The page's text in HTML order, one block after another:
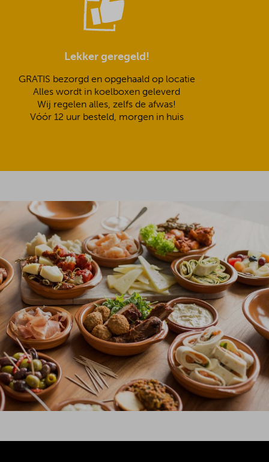
Lekker geregeld!
GRATIS bezorgd en opgehaald op locatie
Alles wordt in koelboxen geleverd
Wij regelen alles, zelfs de afwas!
Vóór 12 uur besteld, morgen in huis